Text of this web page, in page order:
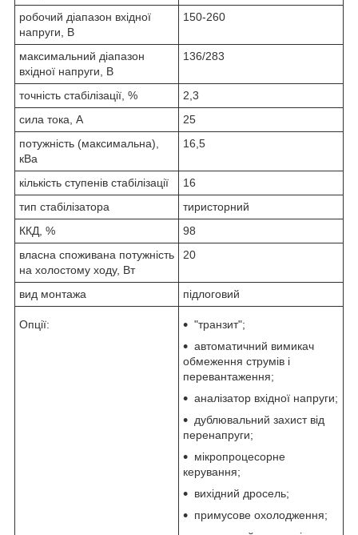
робочий діапазон вхідної
напруги, В
150-260
максимальний діапазон
вхідної напруги, В
136/283
точність стабілізації, %
2,3
сила тока, А
25
потужність (максимальна),
кВа
16,5
кількість ступенів стабілізації
16
тип стабілізатора
тиристорний
ККД, %
98
власна споживана потужність
на холостому ходу, Вт
20
вид монтажа підлоговий
Опції:
"транзит";
автоматичний вимикач
обмеження струмів і
перевантаження;
аналізатор вхідної напруги;
дублювальний захист від
перенапруги;
мікропроцесорне
керування;
вихідний дросель;
примусове охолодження;